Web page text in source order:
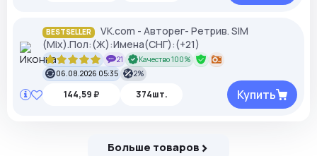
BESTSELLER
VK.com - Авторег- Ретрив. SIM
(Mix).Пол:(Ж):Имена(СНГ):(+21)
21
Качество 100%
06.08.2026 05:35
2%
144,59 ₽ 374шт. Купить
Больше товаров